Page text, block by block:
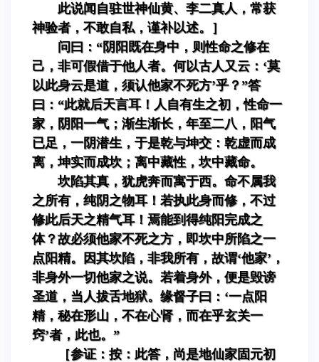
此说闻自驻世神仙黄、李二真人，常获
神验者，不敢自私，谨补以述。］
问曰：“阴阳既在身中，则性命之修在
己，非可假借于他人者。何以古人又云：‘莫
以此身云是道，须认他家不死方’乎？”答
曰：“此就后天言耳！人自有生之初，性命一
家，阴阳一气；渐生渐长，年至二八，阳气
已足，一阴潜生，于是乾与坤交：乾虚而成
离，坤实而成坎；离中藏性，坎中藏命。
坎陷其真，犹虎奔而寓于西。命不属我
之所有，纯阴之物耳！若执此身而修，不过
修此后天之精气耳！焉能到得纯阳完成之
体？故必须他家不死之方，即坎中所陷之一
点阳精。因其坎陷，非我所有，故谓‘他家’，
非身外一切他家之说。若着身外，便是毁谤
圣道，当人拔舌地狱。缘督子曰：‘一点阳
精，秘在形山，不在心肾，而在乎玄关一
窍’者，此也。”
［参证：按：此答，尚是地仙家固元初